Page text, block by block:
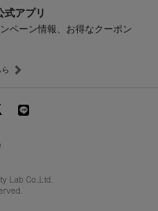
式アプリ
ペーン情報、お得なクーポン
Lab Co.,Ltd.